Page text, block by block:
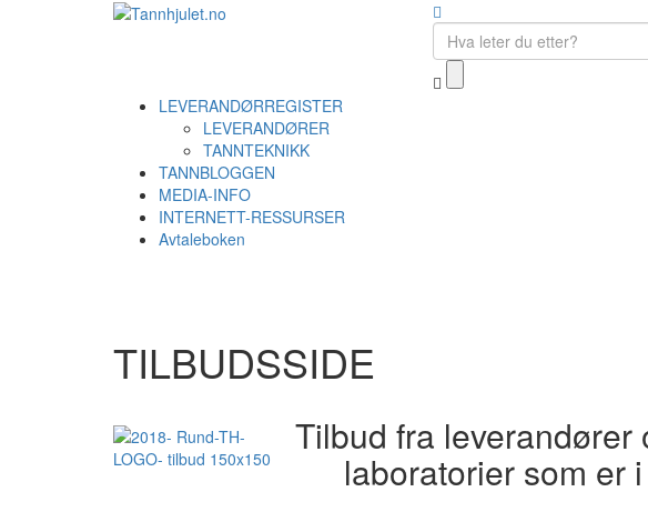
LEVERANDØRREGISTER
LEVERANDØRER
TANNTEKNIKK
TANNBLOGGEN
MEDIA-INFO
INTERNETT-RESSURSER
Avtaleboken
TILBUDSSIDE
Tilbud fra leverandører
laboratorier som er